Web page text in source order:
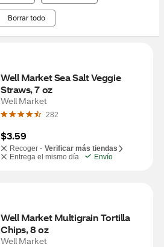
Borrar todo
Well Market Sea Salt Veggie
Straws, 7 oz
Well Market
282
$3.59
Recoger - Verificar más tiendas
Entrega el mismo día
Envío
Well Market Multigrain Tortilla
Chips, 8 oz
Well Market